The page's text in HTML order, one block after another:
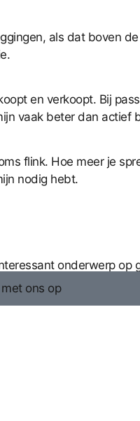
als dat boven
en verkoopt. Bij
vaak beter dan actief
flink. Hoe meer je
nodig hebt.
onderwerp
ons op